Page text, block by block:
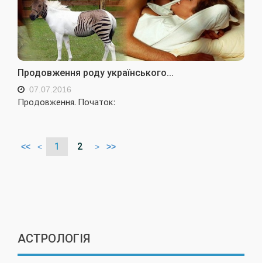
Продовження роду українського...
07.07.2016
Продовження. Початок:
<< < 1 2 > >>
АСТРОЛОГІЯ